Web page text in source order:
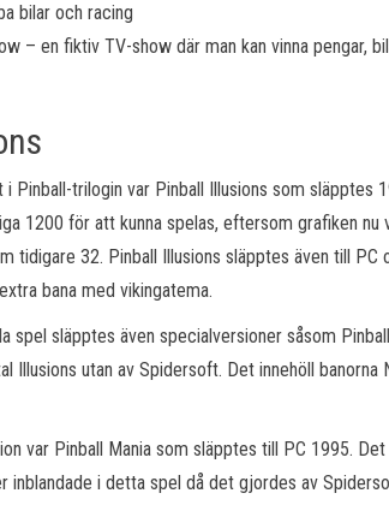
bilar och racing
– en fiktiv TV-show där man kan vinna pengar,
Pinball-trilogin var Pinball Illusions som släpptes
1200 för att kunna spelas, eftersom grafiken nu
tidigare 32. Pinball Illusions släpptes även till PC
bana med vikingatema.
spel släpptes även specialversioner såsom
Illusions utan av Spidersoft. Det innehöll
var Pinball Mania som släpptes till PC 1995.
inblandade i detta spel då det gjordes av